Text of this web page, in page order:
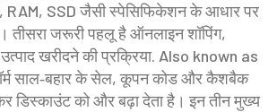
RAM, SSD जैसी स्पेसिफिकेशन के आधार पर
तीसरा जरूरी पहलू हैऑनलाइन शॉपिंग,
खरीदने की प्रक्रिया. Also known as
साल‑बहार के सेल, कूपन कोड और कैशबैक
डिस्काउंट को और बढ़ा देता है। इन तीन मुख्य